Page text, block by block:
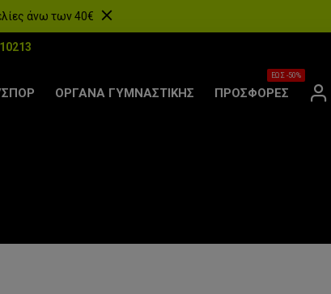
άνω των 40€
ΟΡΓΑΝΑ ΓΥΜΝΑΣΤΙΚΗΣ ΠΡΟΣΦΟΡΕΣ
ΕΩΣ -50%